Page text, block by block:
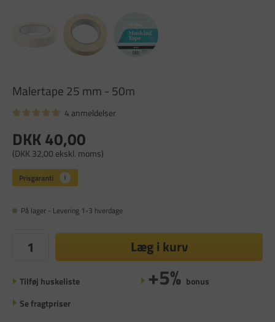
Malertape 25 mm - 50m
4 anmeldelser
DKK 40,00
(DKK 32,00 ekskl. moms)
På lager - Levering 1-3 hverdage
Læg i kurv
Tilføj huskeliste +5% bonus
Se fragtpriser